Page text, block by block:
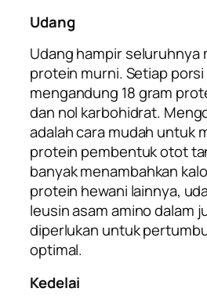
Udang
Udang hampir seluruhnya
protein murni. Setiap
mengandung 18 gram
dan nol karbohidrat.
adalah cara mudah untuk
protein pembentuk otot
banyak menambahkan
protein hewani lainnya,
leusin asam amino dalam
diperlukan untuk
optimal.
Kedelai